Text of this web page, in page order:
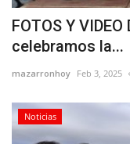
FOTOS Y
celebramos la...
mazarronhoy Feb 3, 2025
Noticias